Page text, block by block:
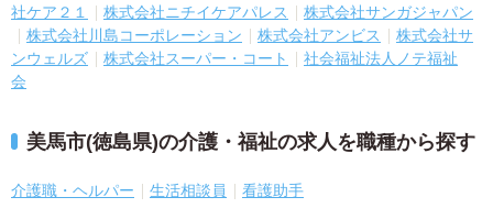
社ケア２１
株式会社ニチイケアパレス
株式会社サンガジャパン
株式会社川島コーポレーション
株式会社アンビス
株式会社サ
ンウェルズ
株式会社スーパー・コート
社会福祉法人ノテ福祉
会
美馬市(徳島県)の介護・福祉の求人を職種から探す
介護職・ヘルパー 生活相談員 看護助手